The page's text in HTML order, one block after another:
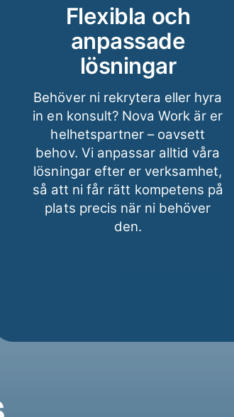
Flexibla och
anpassade
lösningar
Behöver ni rekrytera eller hyra
in en konsult? Nova Work är er
helhetspartner – oavsett
behov. Vi anpassar alltid våra
lösningar efter er verksamhet,
så att ni får rätt kompetens på
plats precis när ni behöver
den.